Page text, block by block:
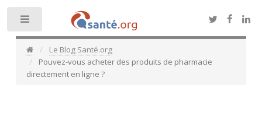
Le Blog Santé.org
Pouvez-vous acheter des produits de pharmacie
directement en ligne ?
Toggle